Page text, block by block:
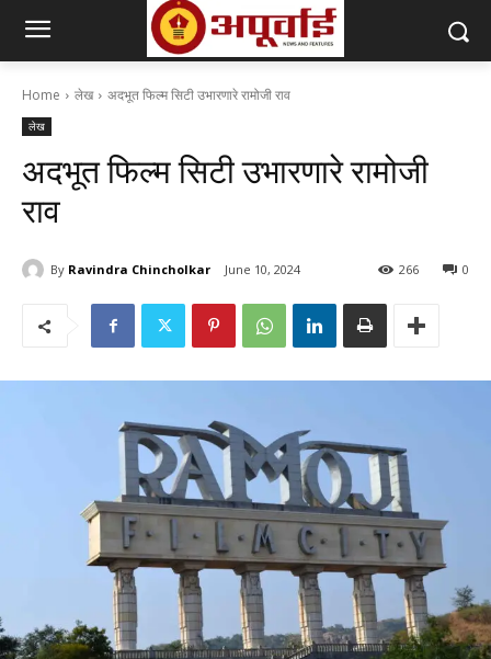
Home लेख अदभूत फिल्म सिटी उभारणारे रामोजी राव
लेख
अदभूत फिल्म सिटी उभारणारे रामोजी
राव
By Ravindra Chincholkar June 10, 2024 0
266